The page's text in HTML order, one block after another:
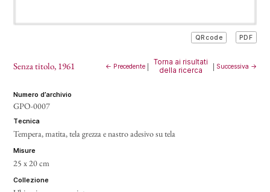
QRcode PDF
Senza titolo, 1961 ← Precedente|
Torna ai risultati
della ricerca
Successiva →
numero d’archivio
GPO-0007
tecnica
Tempera, matita, tela grezza e nastro adesivo su tela
misure
25 x 20 cm
collezione